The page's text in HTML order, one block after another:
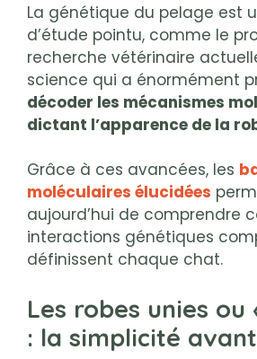
La génétique du pelage est
d’étude pointu, comme le
recherche vétérinaire
science qui a énormément
décoder les mécanismes
dictant l’apparence de la
Grâce à ces avancées, les
moléculaires élucidées
aujourd’hui de comprendre
interactions génétiques
définissent chaque chat.
Les robes unies ou
: la simplicité